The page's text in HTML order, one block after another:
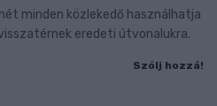
minden közlekedő használhatja
eredeti útvonalukra.
Szólj hozzá!